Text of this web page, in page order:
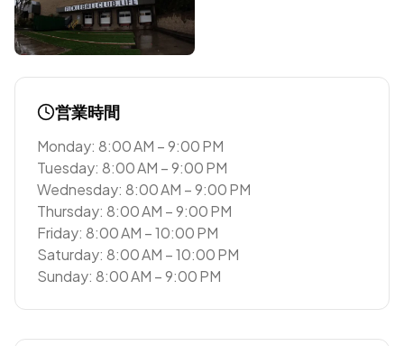
営業時間
Monday: 8:00 AM – 9:00 PM
Tuesday: 8:00 AM – 9:00 PM
Wednesday: 8:00 AM – 9:00 PM
Thursday: 8:00 AM – 9:00 PM
Friday: 8:00 AM – 10:00 PM
Saturday: 8:00 AM – 10:00 PM
Sunday: 8:00 AM – 9:00 PM